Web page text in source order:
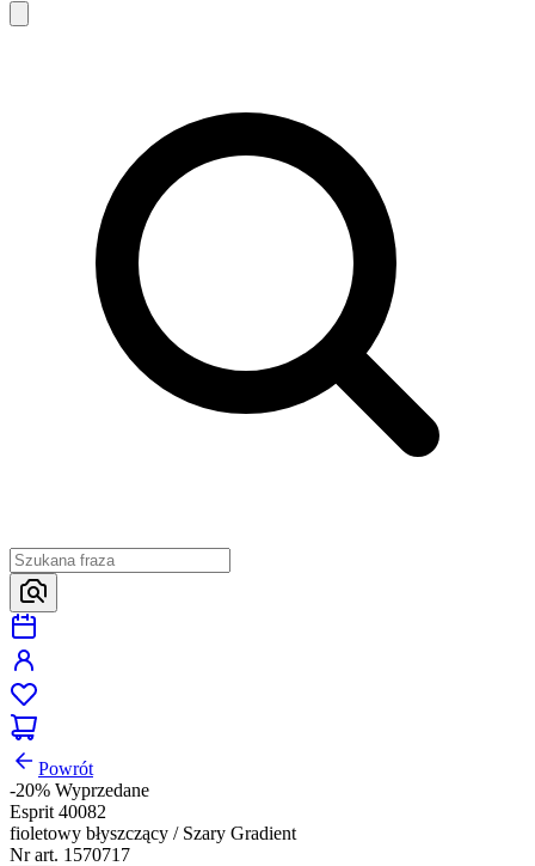
Powrót
-20% Wyprzedane
Esprit 40082
fioletowy błyszczący / Szary Gradient
Nr art. 1570717